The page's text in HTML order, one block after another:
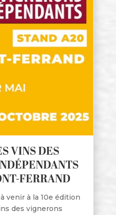
VINS DES
FERRAND
venir à la 10e édition
des vignerons